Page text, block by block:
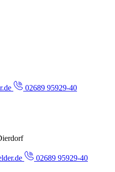
02689 95929-40
02689 95929-40